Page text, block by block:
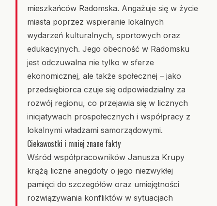
mieszkańców Radomska. Angażuje się w życie
miasta poprzez wspieranie lokalnych
wydarzeń kulturalnych, sportowych oraz
edukacyjnych. Jego obecność w Radomsku
jest odczuwalna nie tylko w sferze
ekonomicznej, ale także społecznej – jako
przedsiębiorca czuje się odpowiedzialny za
rozwój regionu, co przejawia się w licznych
inicjatywach prospołecznych i współpracy z
lokalnymi władzami samorządowymi.
Ciekawostki i mniej znane fakty
Wśród współpracowników Janusza Krupy
krążą liczne anegdoty o jego niezwykłej
pamięci do szczegółów oraz umiejętności
rozwiązywania konfliktów w sytuacjach